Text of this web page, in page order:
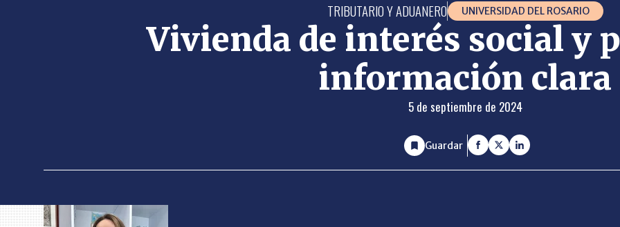
TRIBUTARIO Y ADUANERO UNIVERSIDAD DEL ROSARIO
Vivienda de interés social y
información clara
5 de septiembre de 2024
Guardar